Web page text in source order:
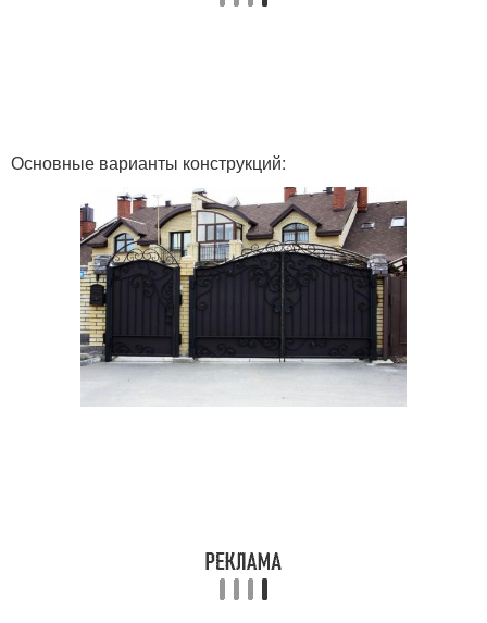
Основные варианты конструкций: